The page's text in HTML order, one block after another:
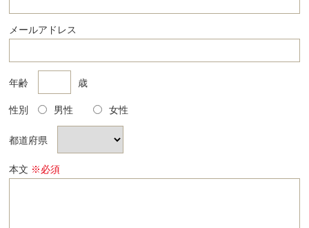
メールアドレス
年齢 歳
性別 男性 女性
都道府県
本文 ※必須